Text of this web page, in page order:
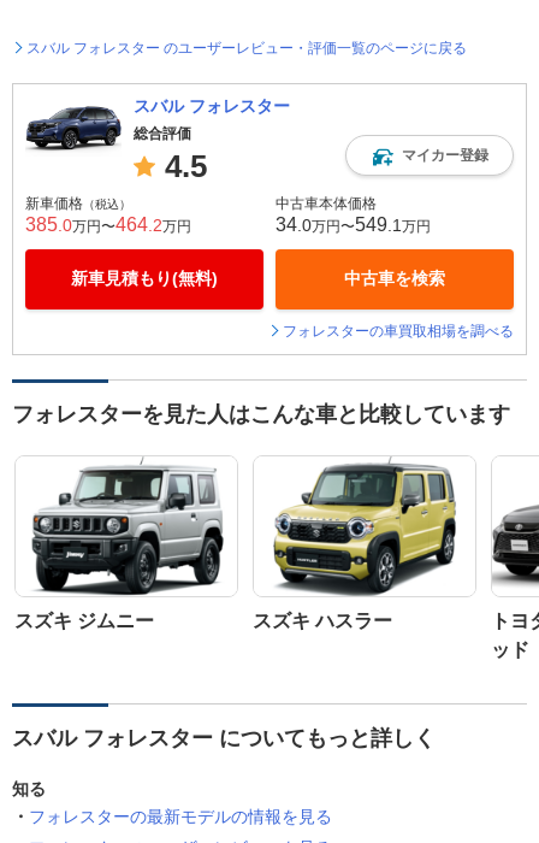
スバル フォレスター のユーザーレビュー・評価一覧のページに戻る
スバル フォレスター
総合評価
4.5 マイカー登録
新車価格 （税込）
385 .0万円〜464 .2万円
新車見積もり(無料)
中古車本体価格
34 .0万円〜549 .1 万円
中古車を検索
フォレスターの車買取相場を調べる
フォレスターを見た人はこんな車と比較しています
スズキ ジムニー スズキ ハスラー
ト
ッド
スバル フォレスター についてもっと詳しく
知る
フォレスターの最新モデルの情報を見る